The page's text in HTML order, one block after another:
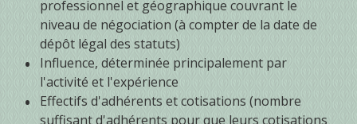
professionnel et géographique couvrant le
niveau de négociation (à compter de la date de
dépôt légal des statuts)
Influence, déterminée principalement par
l'activité et l'expérience
Effectifs d'adhérents et cotisations (nombre
suffisant d'adhérents pour que leurs cotisations